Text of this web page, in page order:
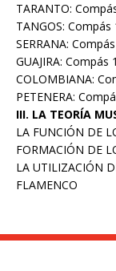
TARANTO:
TANGOS: Compás
SERRANA:
GUAJIRA: Compás
COLOMBIANA:
PETENERA:
III. LA TEORÍA
LA FUNCIÓN DE
FORMACIÓN DE
LA UTILIZACIÓN
FLAMENCO